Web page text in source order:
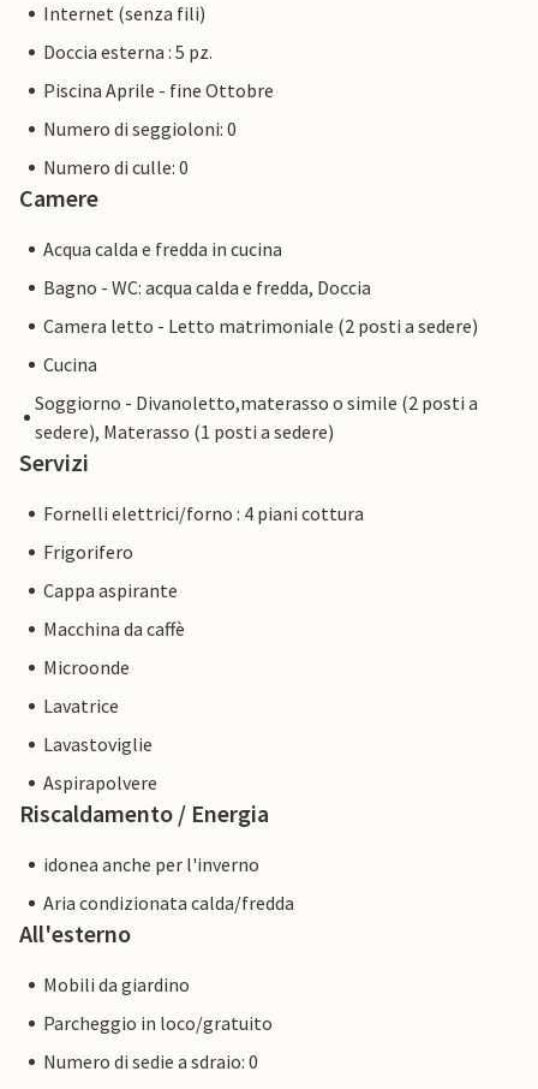
Internet (senza fili)
Doccia esterna : 5 pz.
Piscina Aprile - fine Ottobre
Numero di seggioloni: 0
Numero di culle: 0
Camere
Acqua calda e fredda in cucina
Bagno - WC: acqua calda e fredda, Doccia
Camera letto - Letto matrimoniale (2 posti a sedere)
Cucina
Soggiorno - Divanoletto,materasso o simile (2 posti a
sedere), Materasso (1 posti a sedere)
Servizi
Fornelli elettrici/forno : 4 piani cottura
Frigorifero
Cappa aspirante
Macchina da caffè
Microonde
Lavatrice
Lavastoviglie
Aspirapolvere
Riscaldamento / Energia
idonea anche per l'inverno
Aria condizionata calda/fredda
All'esterno
Mobili da giardino
Parcheggio in loco/gratuito
Numero di sedie a sdraio: 0